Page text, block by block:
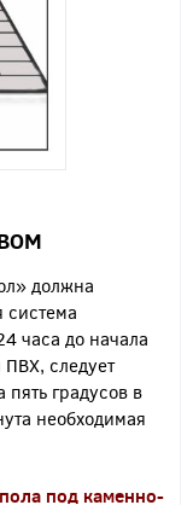
должна
система
часа до начала
ПВХ, следует
градусов в
необходимая
под каменно-